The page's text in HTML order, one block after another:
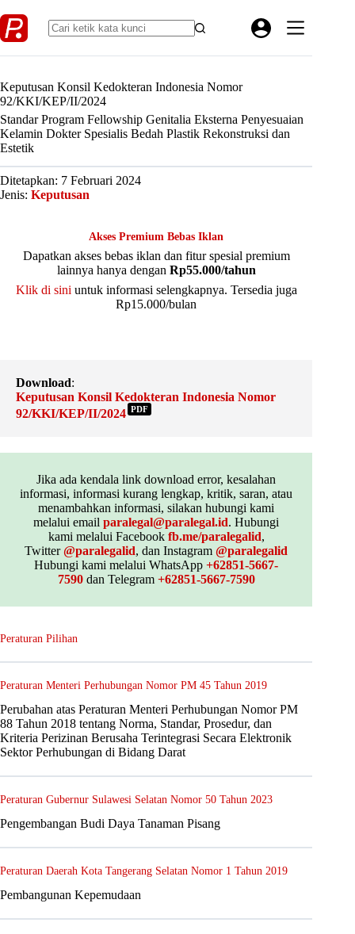
to
content
Keputusan Konsil Kedokteran Indonesia Nomor
92/KKI/KEP/II/2024
Standar Program Fellowship Genitalia Eksterna Penyesuaian
Kelamin Dokter Spesialis Bedah Plastik Rekonstruksi dan
Estetik
Ditetapkan: 7 Februari 2024
Jenis: Keputusan
Akses Premium Bebas Iklan
Dapatkan akses bebas iklan dan fitur spesial premium
lainnya hanya dengan Rp55.000/tahun
Klik di sini untuk informasi selengkapnya. Tersedia juga
Rp15.000/bulan
Download:
Keputusan Konsil Kedokteran Indonesia Nomor
92/KKI/KEP/II/2024 PDF
Jika ada kendala link download error, kesalahan
informasi, informasi kurang lengkap, kritik, saran, atau
menambahkan informasi, silakan hubungi kami
melalui emailparalegal@paralegal.id. Hubungi
kami melalui Facebook fb.me/paralegalid,
Twitter@paralegalid, dan Instagram@paralegalid
Hubungi kami melalui WhatsApp+62851-5667-
7590dan Telegram +62851-5667-7590
Peraturan Pilihan
Peraturan Menteri Perhubungan Nomor PM 45 Tahun 2019
Perubahan atas Peraturan Menteri Perhubungan Nomor PM
88 Tahun 2018 tentang Norma, Standar, Prosedur, dan
Kriteria Perizinan Berusaha Terintegrasi Secara Elektronik
Sektor Perhubungan di Bidang Darat
Peraturan Gubernur Sulawesi Selatan Nomor 50 Tahun 2023
Pengembangan Budi Daya Tanaman Pisang
Peraturan Daerah Kota Tangerang Selatan Nomor 1 Tahun 2019
Pembangunan Kepemudaan